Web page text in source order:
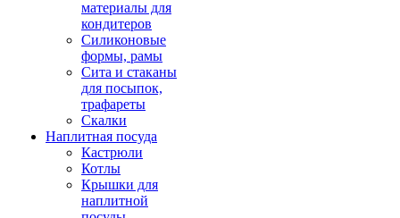
материалы для
кондитеров
Силиконовые
формы, рамы
Сита и стаканы
для посыпок,
трафареты
Скалки
Наплитная посуда
Кастрюли
Котлы
Крышки для
наплитной